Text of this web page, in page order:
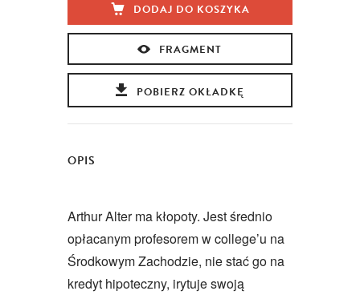
DODAJ DO KOSZYKA
FRAGMENT
POBIERZ OKŁADKĘ
OPIS
Arthur Alter ma kłopoty. Jest średnio
opłacanym profesorem w college’u na
Środkowym Zachodzie, nie stać go na
kredyt hipoteczny, irytuje swoją